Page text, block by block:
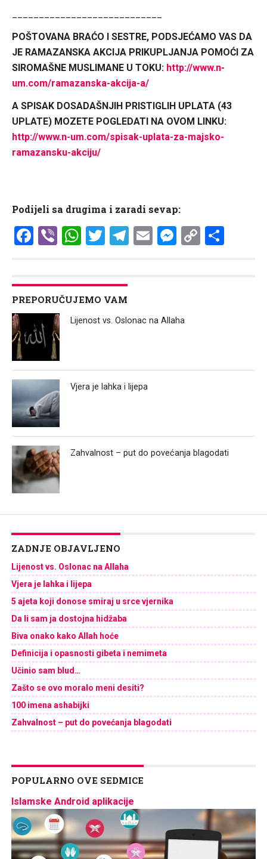
POŠTOVANA BRAĆO I SESTRE, PODSJEĆAMO VAS DA
JE RAMAZANSKA AKCIJA PRIKUPLJANJA POMOĆI ZA
SIROMAŠNE MUSLIMANE U TOKU: http://www.n-
um.com/ramazanska-akcija-a/
A SPISAK DOSADAŠNJIH PRISTIGLIH UPLATA (43
UPLATE) MOZETE POGLEDATI NA OVOM LINKU:
http://www.n-um.com/spisak-uplata-za-majsko-
ramazansku-akciju/
Podijeli sa drugima i zaradi sevap:
Facebook
ViberWhatsApp
Twitter
Telegram
EmailCopy
PREPORUČUJEMO VAM
Lijenost vs. Oslonac na Allaha
Vjera je lahka i lijepa
Zahvalnost – put do povećanja blagodati
ZADNJE OBJAVLJENO
Lijenost vs. Oslonac na Allaha
Vjera je lahka i lijepa
5 ajeta koji donose smiraj u srce vjernika
Da li sam ja dostojna hidžaba
Biva onako kako Allah hoće
Definicija i opasnosti gibeta i nemimeta
Učinio sam blud…
Zašto se ovo moralo meni desiti?
100 imena ashabijki
Zahvalnost – put do povećanja blagodati
POPULARNO OVE SEDMICE
Islamske Android aplikacije